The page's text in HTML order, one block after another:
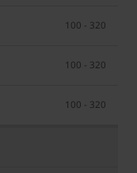
100 - 320
100 - 320
100 - 320